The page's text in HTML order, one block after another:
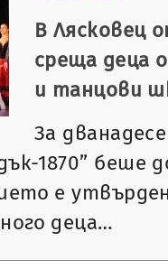
В Лясковец
среща деца
и танцови
За
1870” беше
е
деца…